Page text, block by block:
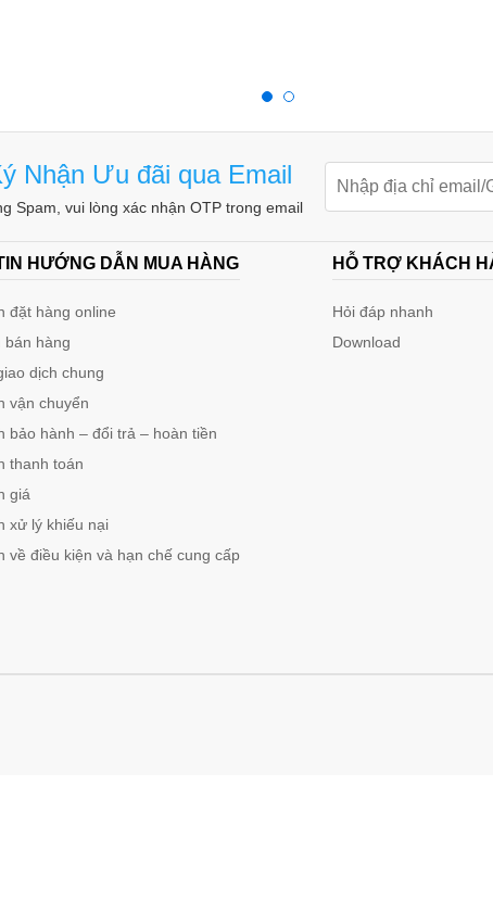
Nhận Ưu đãi qua Email
Spam, vui lòng xác nhận OTP trong email
HƯỚNG DẪN MUA HÀNG
đặt hàng online
bán hàng
dịch chung
vận chuyển
bảo hành – đổi trả – hoàn tiền
thanh toán
giá
xử lý khiếu nại
về điều kiện và hạn chế cung cấp
HỖ TRỢ KHÁCH
Hỏi đáp nhanh
Download